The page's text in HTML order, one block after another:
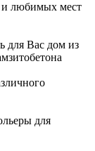
и любимых мест
Вас дом из
для